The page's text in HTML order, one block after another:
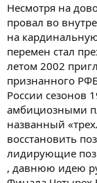
Несмотря на
провал во
на
перемен стал
летом 2002
признанного
России сезонов
амбициозными
названный
восстановить
лидирующие
, давнюю идею